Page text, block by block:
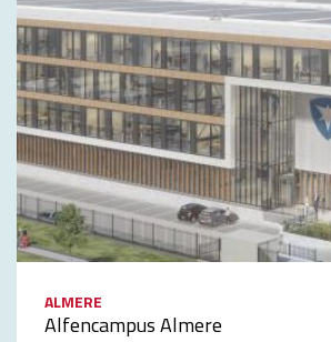
ALMERE
Alfencampus Almere